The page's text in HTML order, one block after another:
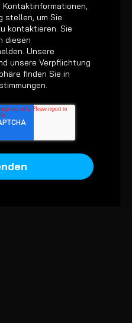
stellen, um Sie
kontaktieren. Sie
diesen
Unsere
unsere Verpflichtung
finden Sie in
.